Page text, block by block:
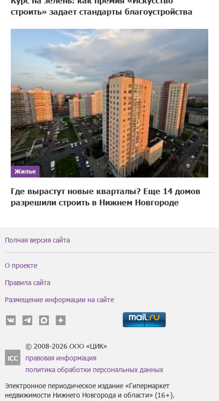
строить» задает стандарты благоустройства
Жилье
Где вырастут новые кварталы? Еще 14 домов
разрешили строить в Нижнем Новгороде
Полная версия сайта
О проекте
Правила сайта
Размещение информации на сайте
© 2008-2026 ООО «ЦИК»
правовая информация
политика обработки персональных данных
Электронное периодическое издание «Гипермаркет
недвижимости Нижнего Новгорода и области» (16+).